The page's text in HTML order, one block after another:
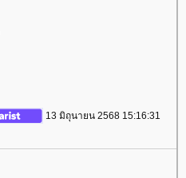
13 มิถุนายน 2568 15:16:31